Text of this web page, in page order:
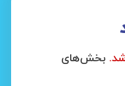
بخش‌های